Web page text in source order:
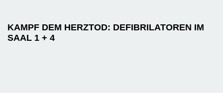
KAMPF DEM HERZTOD: DEFIBRILATOREN IM
SAAL 1 + 4